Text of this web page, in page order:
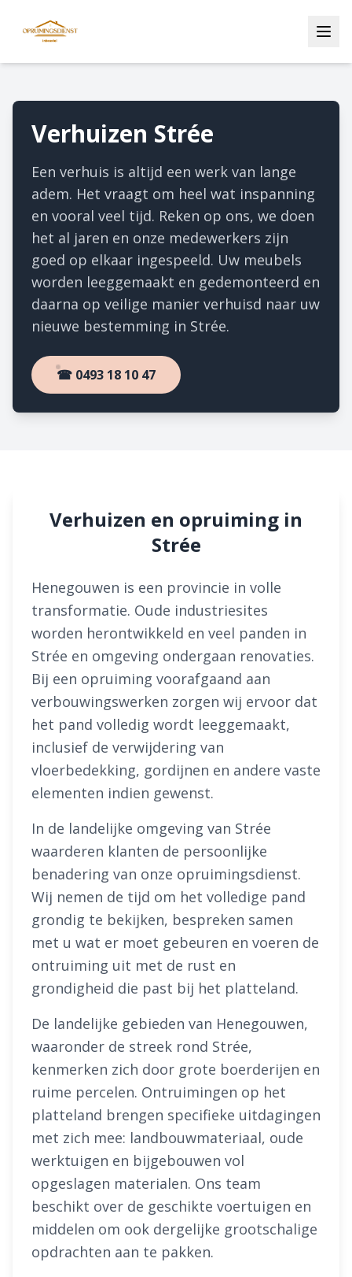
Verhuizen Strée
Een verhuis is altijd een werk van lange
adem. Het vraagt om heel wat inspanning
en vooral veel tijd. Reken op ons, we doen
het al jaren en onze medewerkers zijn
goed op elkaar ingespeeld. Uw meubels
worden leeggemaakt en gedemonteerd en
daarna op veilige manier verhuisd naar uw
nieuwe bestemming in Strée.
☎ 0493 18 10 47
Verhuizen en opruiming in
Strée
Henegouwen is een provincie in volle
transformatie. Oude industriesites
worden herontwikkeld en veel panden in
Strée en omgeving ondergaan renovaties.
Bij een opruiming voorafgaand aan
verbouwingswerken zorgen wij ervoor dat
het pand volledig wordt leeggemaakt,
inclusief de verwijdering van
vloerbedekking, gordijnen en andere vaste
elementen indien gewenst.
In de landelijke omgeving van Strée
waarderen klanten de persoonlijke
benadering van onze opruimingsdienst.
Wij nemen de tijd om het volledige pand
grondig te bekijken, bespreken samen
met u wat er moet gebeuren en voeren de
ontruiming uit met de rust en
grondigheid die past bij het platteland.
De landelijke gebieden van Henegouwen,
waaronder de streek rond Strée,
kenmerken zich door grote boerderijen en
ruime percelen. Ontruimingen op het
platteland brengen specifieke uitdagingen
met zich mee: landbouwmateriaal, oude
werktuigen en bijgebouwen vol
opgeslagen materialen. Ons team
beschikt over de geschikte voertuigen en
middelen om ook dergelijke grootschalige
opdrachten aan te pakken.